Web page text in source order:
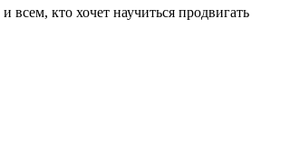
кто хочет научиться продвигать